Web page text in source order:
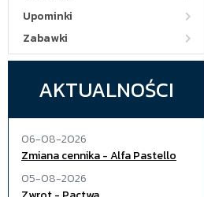
Upominki
Zabawki
AKTUALNOŚCI
06-08-2026
Zmiana cennika - Alfa Pastello
05-08-2026